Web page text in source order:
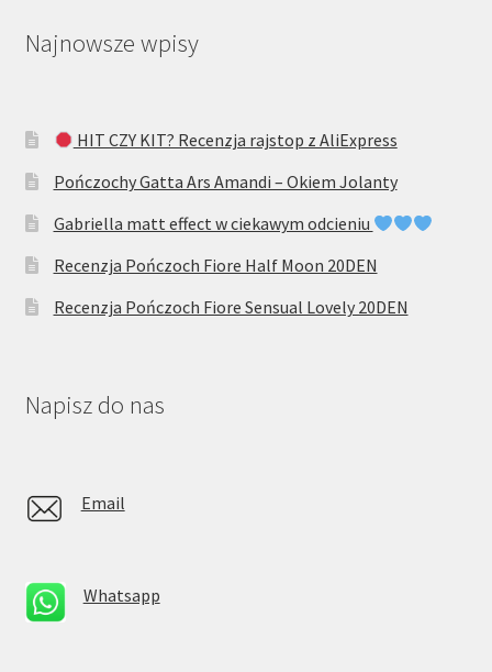
Najnowsze wpisy
HIT CZY KIT? Recenzja rajstop z AliExpress
Pończochy Gatta Ars Amandi – Okiem Jolanty
Gabriella matt effect w ciekawym odcieniu
Recenzja Pończoch Fiore Half Moon 20DEN
Recenzja Pończoch Fiore Sensual Lovely 20DEN
Napisz do nas
Email
Whatsapp